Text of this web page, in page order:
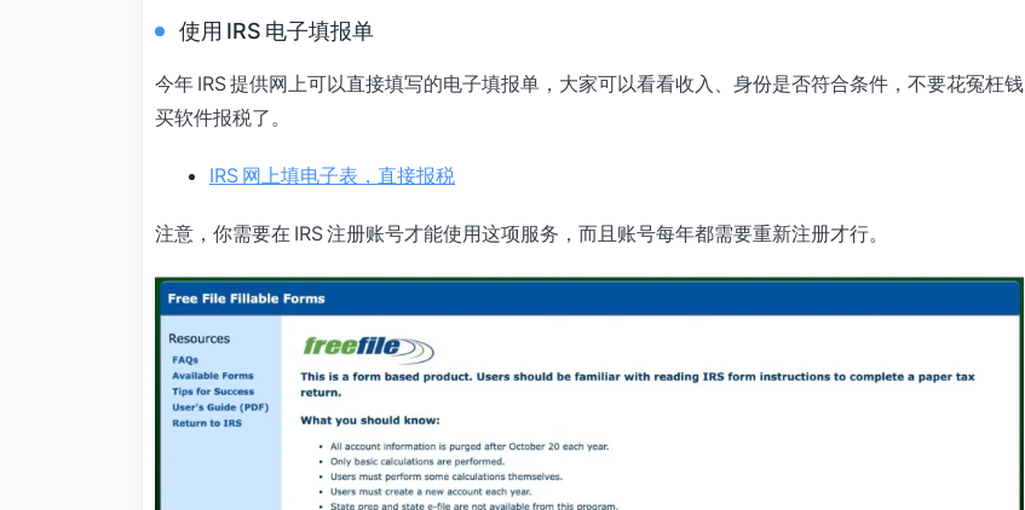
使用 IRS 电子填报单
今年 IRS 提供网上可以直接填写的电子填报单，大家可以看看收入、身份是否符合条件，不要花冤枉钱
买软件报税了。
IRS 网上填电子表，直接报税
注意，你需要在 IRS 注册账号才能使用这项服务，而且账号每年都需要重新注册才行。